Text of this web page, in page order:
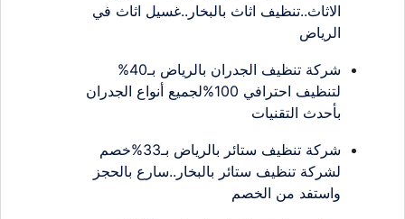
الاثاث..تنظيف اثاث بالبخار..غسيل اثاث في
الرياض
شركة تنظيف الجدران بالرياض بـ40%
لتنظيف احترافي 100%لجميع أنواع الجدران
بأحدث التقنيات
شركة تنظيف ستائر بالرياض بـ33%خصم
لشركة تنظيف ستائر بالبخار..سارع بالحجز
واستفد من الخصم